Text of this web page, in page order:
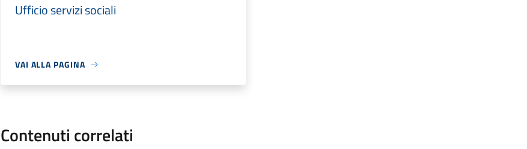
Ufficio servizi sociali
VAI ALLA PAGINA
Contenuti correlati